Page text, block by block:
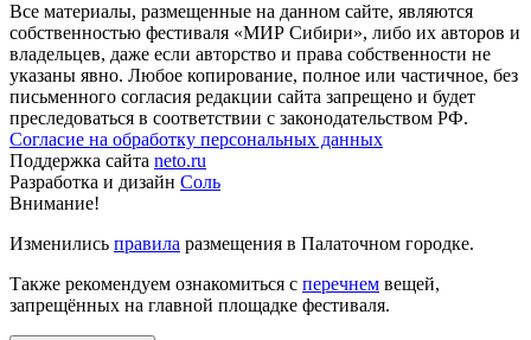
Все материалы, размещенные на данном сайте, являются
собственностью фестиваля «МИР Сибири», либо их авторов и
владельцев, даже если авторство и права собственности не
указаны явно. Любое копирование, полное или частичное, без
письменного согласия редакции сайта запрещено и будет
преследоваться в соответствии с законодательством РФ.
Согласие на обработку персональных данных
Поддержка сайта neto.ru
Разработка и дизайн Соль
Внимание!
Изменились правила размещения в Палаточном городке.
Также рекомендуем ознакомиться с перечнем вещей,
запрещённых на главной площадке фестиваля.